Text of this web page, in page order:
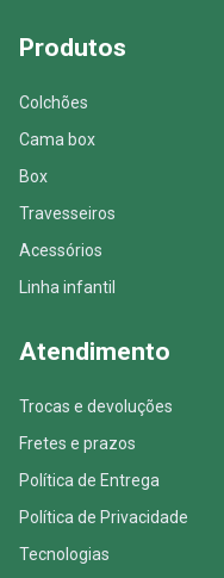
Produtos
Colchões
Cama box
Box
Travesseiros
Acessórios
Linha infantil
Atendimento
Trocas e devoluções
Fretes e prazos
Política de Entrega
Política de Privacidade
Tecnologias